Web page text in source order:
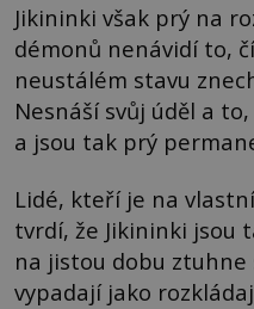
Jikininki však prý na
démonů nenávidí to,
neustálém stavu
Nesnáší svůj úděl a
a jsou tak prý
Lidé, kteří je na
tvrdí, že Jikininki jsou
na jistou dobu
vypadají jako